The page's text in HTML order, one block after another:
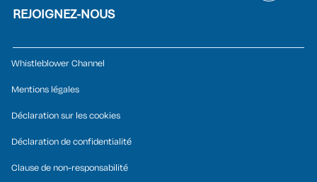
REJOIGNEZ-NOUS
Whistleblower Channel
Mentions légales
Déclaration sur les cookies
Déclaration de confidentialité
Clause de non-responsabilité